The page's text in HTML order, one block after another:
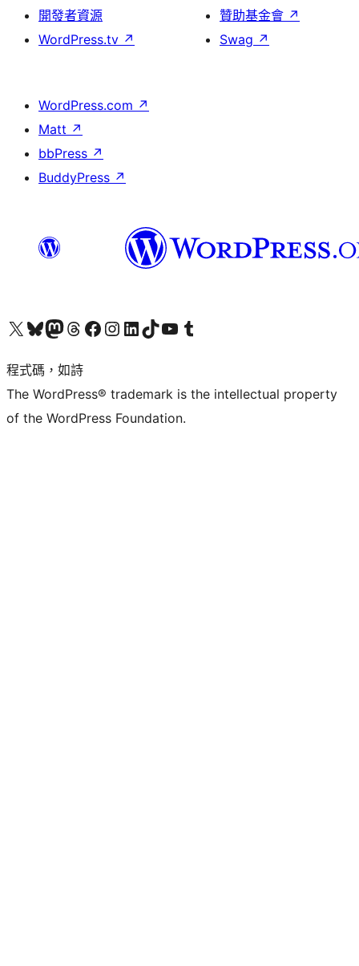
開發者資源
WordPress.tv ↗
贊助基金會 ↗
Swag ↗
WordPress.com ↗
Matt ↗
bbPress ↗
BuddyPress ↗
查看我們的 X (之前的 Twitter) 帳號造訪我們的 Bluesky 帳號造訪我們的 Mastodon 帳號造訪我們的 Threads 帳號 造訪我們的 Facebook 粉絲專頁Visit our Instagram account
Visit our LinkedIn account
造訪我們的 TikTok 帳號Visit our YouTube channel
造訪我們的 Tumblr 帳號
程式碼，如詩
The WordPress® trademark is the intellectual property
of the WordPress Foundation.